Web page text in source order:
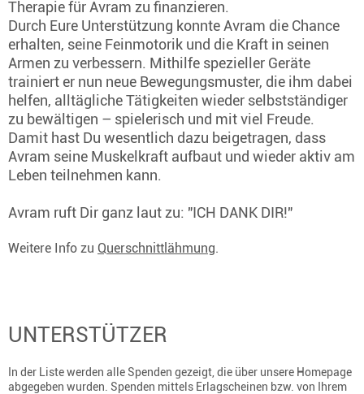
Therapie für Avram zu finanzieren.
Durch Eure Unterstützung konnte Avram die Chance
erhalten, seine Feinmotorik und die Kraft in seinen
Armen zu verbessern. Mithilfe spezieller Geräte
trainiert er nun neue Bewegungsmuster, die ihm dabei
helfen, alltägliche Tätigkeiten wieder selbstständiger
zu bewältigen – spielerisch und mit viel Freude.
Damit hast Du wesentlich dazu beigetragen, dass
Avram seine Muskelkraft aufbaut und wieder aktiv am
Leben teilnehmen kann.
Avram ruft Dir ganz laut zu: "ICH DANK DIR!"
Weitere Info zu Querschnittlähmung.
UNTERSTÜTZER
In der Liste werden alle Spenden gezeigt, die über unsere Homepage
abgegeben wurden. Spenden mittels Erlagscheinen bzw. von Ihrem